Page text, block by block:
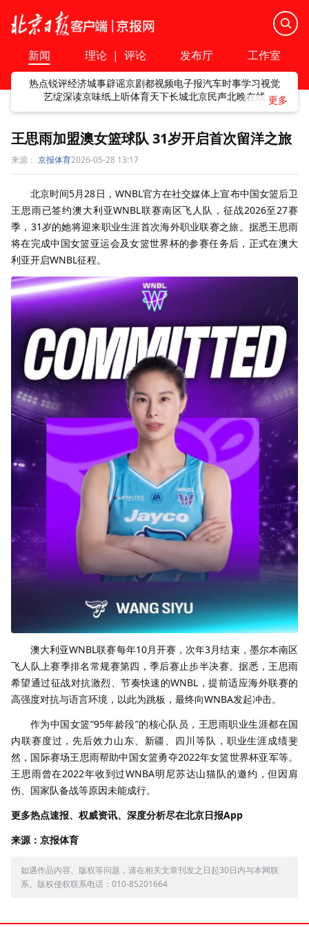
新闻 理论 | 评论 发布厅 工作室
热点锐评经济城事辟谣京剧都视频电子报汽车时事学习视觉
艺绽深读京味纸上听体育天下长城北京民声北晚在线
王思雨加盟澳女篮球队 31岁开启首次留洋之旅
来源： 京报体育2026-05-28 13:17
北京时间5月28日，WNBL官方在社交媒体上宣布中国女篮后卫
王思雨已签约澳大利亚WNBL联赛南区飞人队，征战2026至27赛
季，31岁的她将迎来职业生涯首次海外职业联赛之旅。据悉王思雨
将在完成中国女篮亚运会及女篮世界杯的参赛任务后，正式在澳大
利亚开启WNBL征程。
澳大利亚WNBL联赛每年10月开赛，次年3月结束，墨尔本南区
飞人队上赛季排名常规赛第四，季后赛止步半决赛。据悉，王思雨
希望通过征战对抗激烈、节奏快速的WNBL，提前适应海外联赛的
高强度对抗与语言环境，以此为跳板，最终向WNBA发起冲击。
作为中国女篮“95年龄段”的核心队员，王思雨职业生涯都在国
内联赛度过，先后效力山东、新疆、四川等队，职业生涯成绩斐
然，国际赛场王思雨帮助中国女篮勇夺2022年女篮世界杯亚军等。
王思雨曾在2022年收到过WNBA明尼苏达山猫队的邀约，但因肩
伤、国家队备战等原因未能成行。
更多热点速报、权威资讯、深度分析尽在北京日报App
来源：京报体育
如遇作品内容、版权等问题，请在相关文章刊发之日起30日内与本网联
系。版权侵权联系电话：010-85201664